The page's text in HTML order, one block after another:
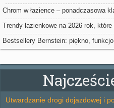
Chrom w łazience – ponadczasowa
mody
Trendy łazienkowe na 2026 rok,
spa
Bestsellery Bernstein: piękno,
Utwardzanie drogi dojazdowej i